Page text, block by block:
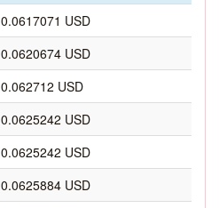
0.0617071 USD
0.0620674 USD
0.062712 USD
0.0625242 USD
0.0625242 USD
0.0625884 USD